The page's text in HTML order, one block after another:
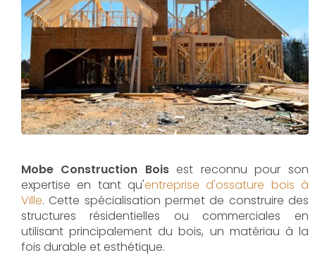
Mobe Construction Bois est reconnu pour son
expertise en tant qu'entreprise d'ossature bois à
Ville. Cette spécialisation permet de construire des
structures résidentielles ou commerciales en
utilisant principalement du bois, un matériau à la
fois durable et esthétique.